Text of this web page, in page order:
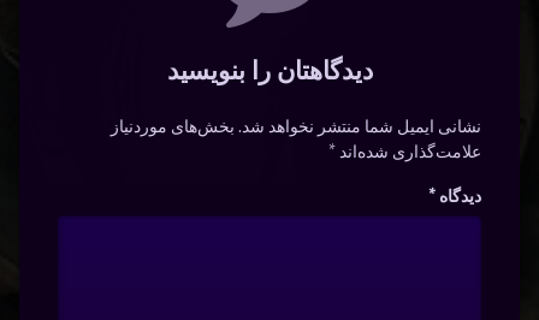
دیدگاهتان را بنویسید
نشانی ایمیل شما منتشر نخواهد شد. بخش‌های موردنیاز
علامت‌گذاری شده‌اند*
دیدگاه *